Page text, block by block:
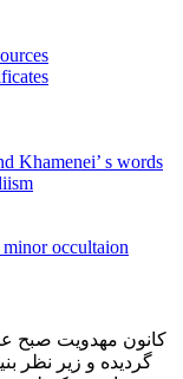
Khamenei’ s words
occultaion
گردیده و زیر نظر